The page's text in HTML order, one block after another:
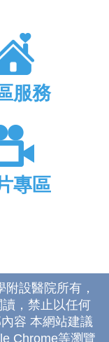
服務
專區
設醫院所有，
，禁止以任何
容 本網站建議
Chrome等瀏覽